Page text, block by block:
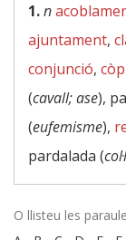
1.n
ajuntament,
conjunció,
(cavall; ase),
(eufemisme),
pardalada (
O llisteu les